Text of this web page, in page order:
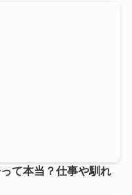
て本当？仕事や馴れ